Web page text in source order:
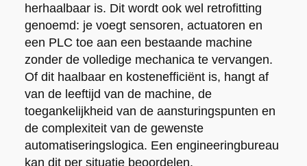
herhaalbaar is. Dit wordt ook wel retrofitting
genoemd: je voegt sensoren, actuatoren en
een PLC toe aan een bestaande machine
zonder de volledige mechanica te vervangen.
Of dit haalbaar en kostenefficiënt is, hangt af
van de leeftijd van de machine, de
toegankelijkheid van de aansturingspunten en
de complexiteit van de gewenste
automatiseringslogica. Een engineeringbureau
kan dit per situatie beoordelen.